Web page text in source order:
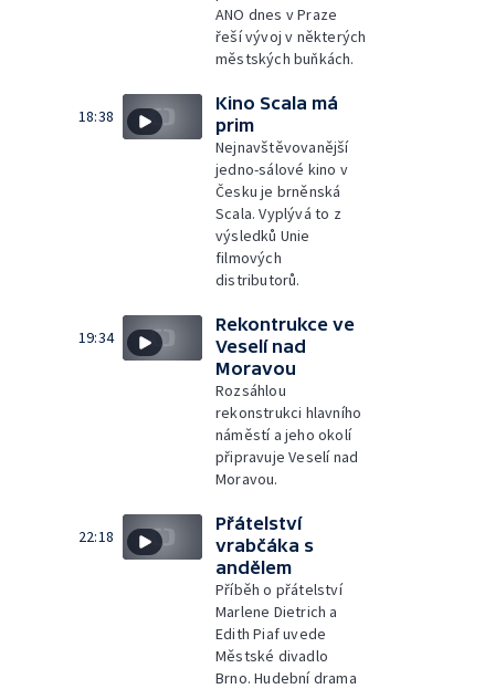
ANO dnes v Praze
řeší vývoj v některých
městských buňkách.
18:38
Kino Scala má
prim
Nejnavštěvovanější
jedno-sálové kino v
Česku je brněnská
Scala. Vyplývá to z
výsledků Unie
filmových
distributorů.
19:34
Rekontrukce ve
Veselí nad
Moravou
Rozsáhlou
rekonstrukci hlavního
náměstí a jeho okolí
připravuje Veselí nad
Moravou.
22:18
Přátelství
vrabčáka s
andělem
Příběh o přátelství
Marlene Dietrich a
Edith Piaf uvede
Městské divadlo
Brno. Hudební drama